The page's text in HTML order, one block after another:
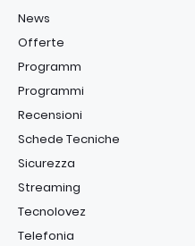
News
Offerte
Programm
Programmi
Recensioni
Schede Tecniche
Sicurezza
Streaming
Tecnolovez
Telefonia